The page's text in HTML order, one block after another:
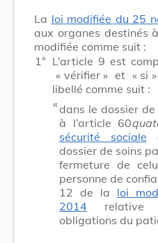
La loi modifiée du 25
aux organes destinés
modifiée comme suit :
1° L’article 9 est
« vérifier » et « si »
libellé comme suit :
​ «dans le dossier
à l’article 60
sécurité sociale
dossier de soins
fermeture de
personne de
12 de la loi
2014 relative
obligations du